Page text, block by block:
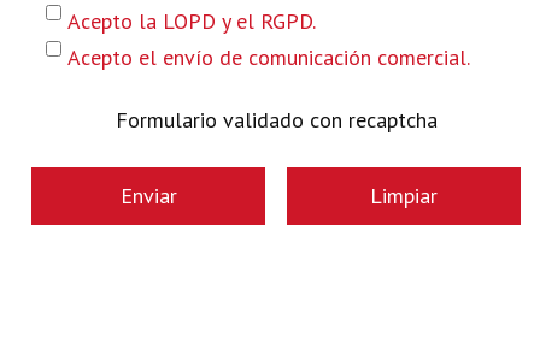
Acepto la LOPD y el RGPD.
Acepto el envío de comunicación comercial.
Formulario validado con recaptcha
Enviar Limpiar